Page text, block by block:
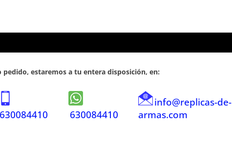
pedido, estaremos a tu entera disposición, en:
630084410 630084410
info@replicas-de-
armas.com